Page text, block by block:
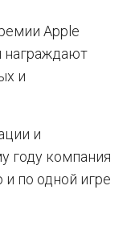
Apple
награждают
и
и
году компания
по одной игре